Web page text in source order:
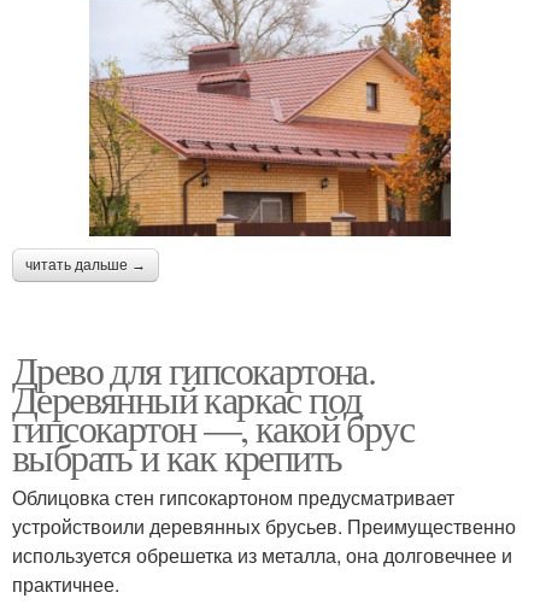
читать дальше →
Древо для гипсокартона.
Деревянный каркас под
гипсокартон —, какой брус
выбрать и как крепить
Облицовка стен гипсокартоном предусматривает
устройствоили деревянных брусьев. Преимущественно
используется обрешетка из металла, она долговечнее и
практичнее.